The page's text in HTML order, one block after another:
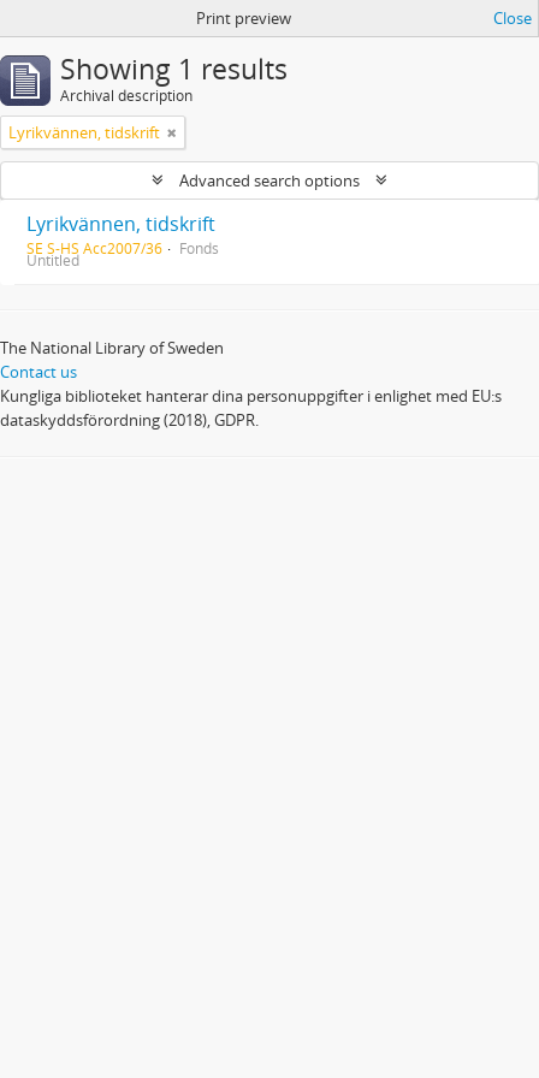
Print preview Close
Showing 1 results
Archival description
Lyrikvännen, tidskrift
Advanced search options
Lyrikvännen, tidskrift
SE S-HS Acc2007/36 Fonds
Untitled
The National Library of Sweden
Contact us
Kungliga biblioteket hanterar dina personuppgifter i enlighet med EU:s
dataskyddsförordning (2018), GDPR.